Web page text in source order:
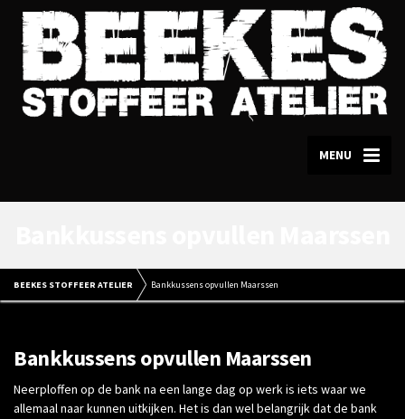
MENU
BEEKES STOFFEER ATELIER Bankkussens opvullen Maarssen
Bankkussens opvullen Maarssen
Neerploffen op de bank na een lange dag op werk is iets waar we
allemaal naar kunnen uitkijken. Het is dan wel belangrijk dat de bank